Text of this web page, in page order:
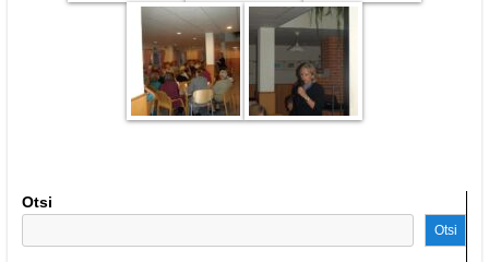
Otsi
Otsi